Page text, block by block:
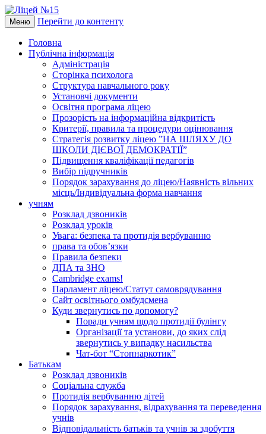
Меню Перейти до контенту
Головна
Публічна інформація
Адміністрація
Сторінка психолога
Структура навчального року
Установчі документи
Освітня програма ліцею
Прозорість на інформаційна відкритість
Критерії, правила та процедури оцінювання
Стратегія розвитку ліцею ”НА ШЛЯХУ ДО
ШКОЛИ ДІЄВОЇ ДЕМОКРАТІЇ”
Підвищення кваліфікації педагогів
Вибір підручників
Порядок зарахування до ліцею/Наявність вільних
місць/Індивідуальна форма навчання
учням
Розклад дзвоників
Розклад уроків
Увага: безпека та протидія вербуванню
права та обов’язки
Правила безпеки
ДПА та ЗНО
Cambridge exams!
Парламент ліцею/Статут самоврядування
Сайт освітнього омбудсмена
Куди звернутись по допомогу?
Поради учням щодо протидії булінгу
Організації та установи, до яких слід
звернутись у випадку насильства
Чат-бот “Стопнаркотик”
Батькам
Розклад дзвоників
Соціальна служба
Протидія вербуванню дітей
Порядок зарахування, відрахування та переведення
учнів
Відповідальність батьків та учнів за здобуття